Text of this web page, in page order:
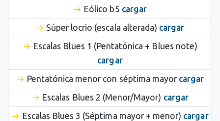
Eólico b5 cargar
Súper locrio (escala alterada) cargar
Escalas Blues 1 (Pentatónica + Blues note)
cargar
Pentatónica menor con séptima mayor cargar
Escalas Blues 2 (Menor/Mayor) cargar
Escalas Blues 3 (Séptima mayor + menor) cargar